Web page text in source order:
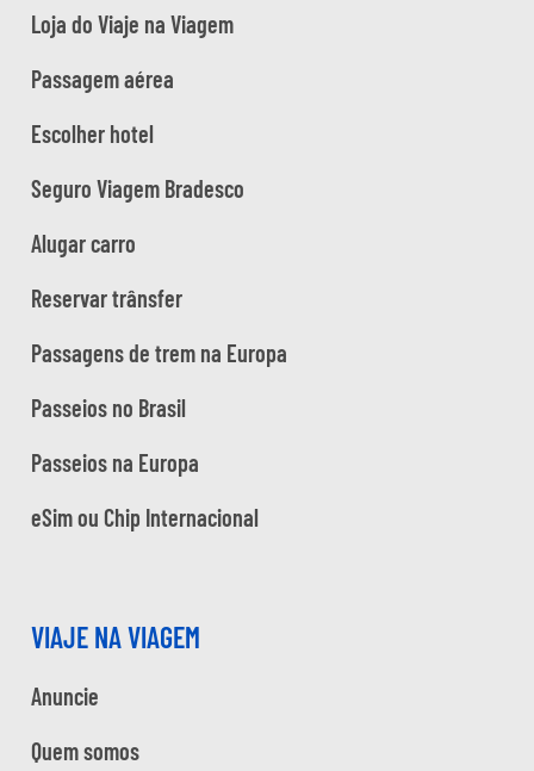
Loja do Viaje na Viagem
Passagem aérea
Escolher hotel
Seguro Viagem Bradesco
Alugar carro
Reservar trânsfer
Passagens de trem na Europa
Passeios no Brasil
Passeios na Europa
eSim ou Chip Internacional
VIAJE NA VIAGEM
Anuncie
Quem somos